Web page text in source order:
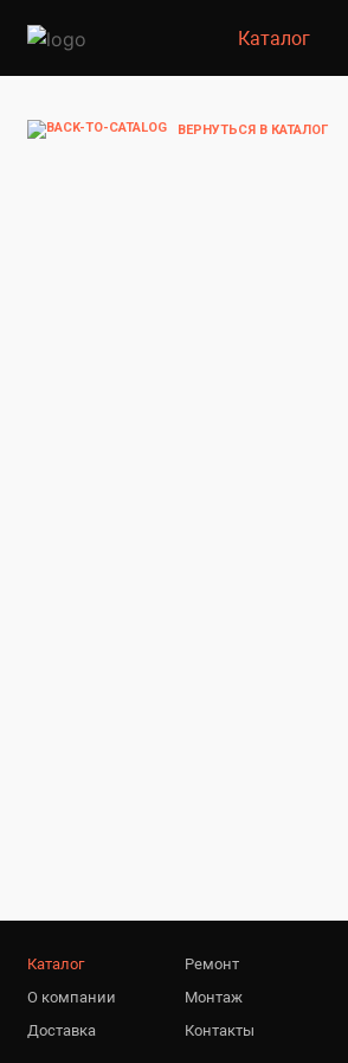
Каталог
ВЕРНУТЬСЯ В КАТАЛОГ
Каталог
О компании
Доставка
Ремонт
Монтаж
Контакты